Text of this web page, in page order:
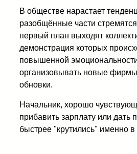
В обществе нарастает
разобщённые части
первый план выходят
демонстрация которых
повышенной
организовывать новые
обновки.
Начальник, хорошо
прибавить зарплату или
быстрее "крутились" именно